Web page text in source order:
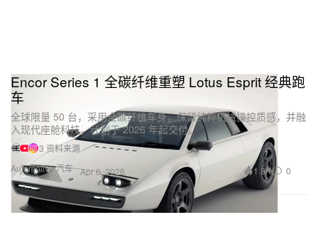
Automotive 汽车
Encor Series 1 全碳纤维重塑 Lotus Esprit 经典跑
车
全球限量 50 台，采用全碳纤维车身，保留纯粹机械操控质感，并融
入现代座舱科技，计划于 2026 年起交付。
3 资料来源
Apr 6, 2026
1.8K 0